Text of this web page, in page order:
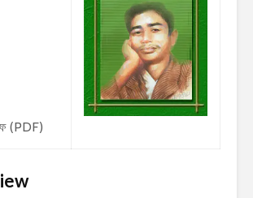
(PDF)